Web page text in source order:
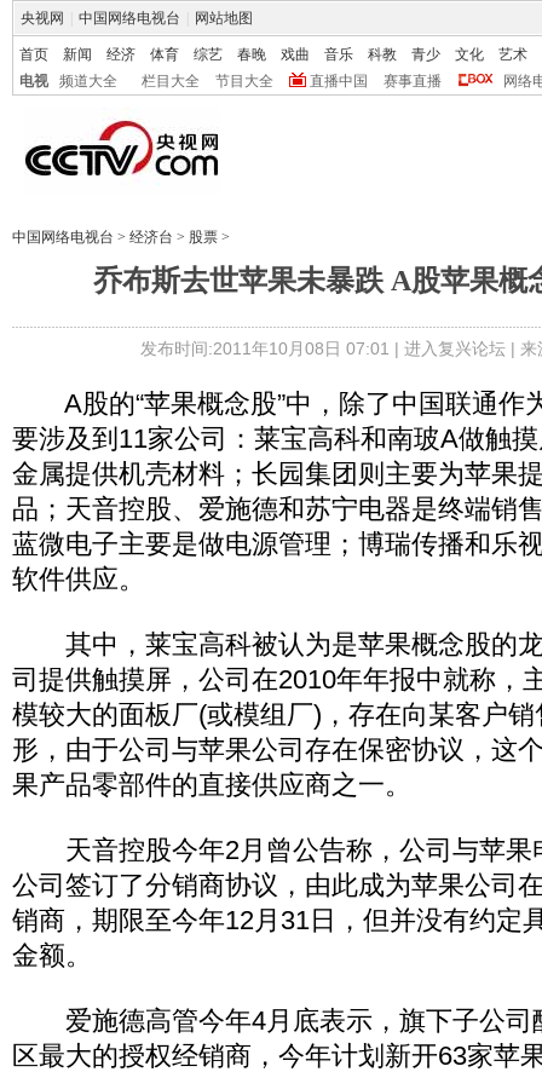
央视网 中国网络电视台 网站地图
首页 新闻 经济 体育 综艺 春晚 戏曲 音乐 科教 青少 文化
艺术
电视
频道大全 栏目大全 节目大全 直播中国 赛事直播 网络
中国网络电视台 > 经济台 > 股票 >
乔布斯去世苹果未暴跌 A股苹果概
发布时间:2011年10月08日 07:01 | 进入复兴论坛| 来
A股的“苹果概念股”中，除了中国联通作
要涉及到11家公司：莱宝高科和南玻A做触
金属提供机壳材料；长园集团则主要为苹果
品；天音控股、爱施德和苏宁电器是终端销
蓝微电子主要是做电源管理；博瑞传播和乐
软件供应。
其中，莱宝高科被认为是苹果概念股的
司提供触摸屏，公司在2010年年报中就称，
模较大的面板厂(或模组厂)，存在向某客户
形，由于公司与苹果公司存在保密协议，这
果产品零部件的直接供应商之一。
天音控股今年2月曾公告称，公司与苹果
公司签订了分销商协议，由此成为苹果公司
销商，期限至今年12月31日，但并没有约定
金额。
爱施德高管今年4月底表示，旗下子公司
区最大的授权经销商，今年计划新开63家苹